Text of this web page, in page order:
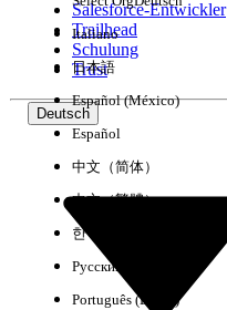
Erfahrung
Salesforce-Entwickler
Trailhead
Schulung
Trust
Deutsch
Italiano
日本語
Español (México)
Español
中文（简体）
中文（繁體）
한국어
Русский
Português (Brasil)